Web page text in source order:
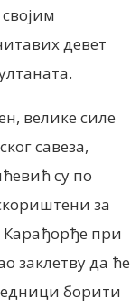
девет
велике силе
савеза,
су по
за
Карађорђе при
заклетву да ће
борити